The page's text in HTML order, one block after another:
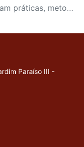
Professores e especialistas avaliaram práticas, metodologias e pesquisas atuais no ensino e aprendizagem da disciplina
Paraíso III -